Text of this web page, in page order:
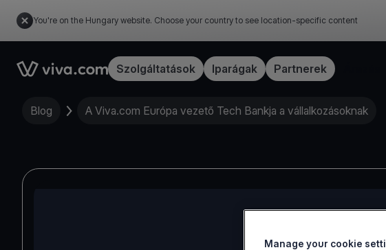
You're on the Hungary website. Choose your country to see location-specific content
Link to the homepageSzolgáltatások Iparágak Partnerek
Blog A Viva.com Európa vezető Tech Bankja a vállalkozásoknak
Manage your cookie